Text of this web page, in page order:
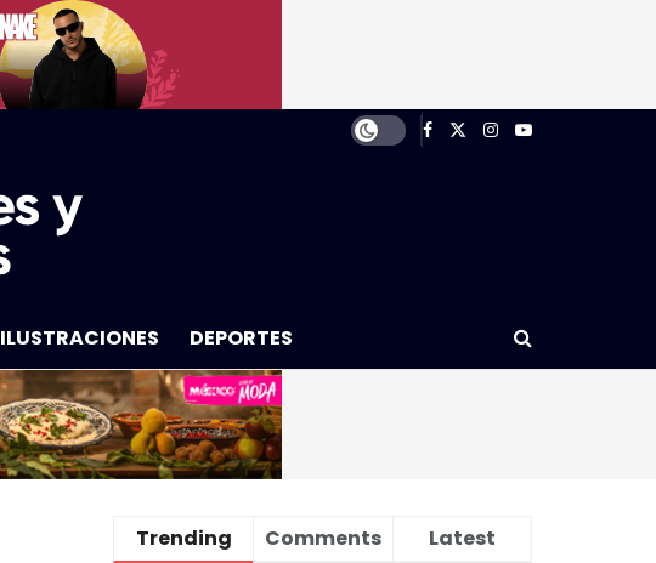
ILUSTRACIONES DEPORTES
Trending Comments Latest